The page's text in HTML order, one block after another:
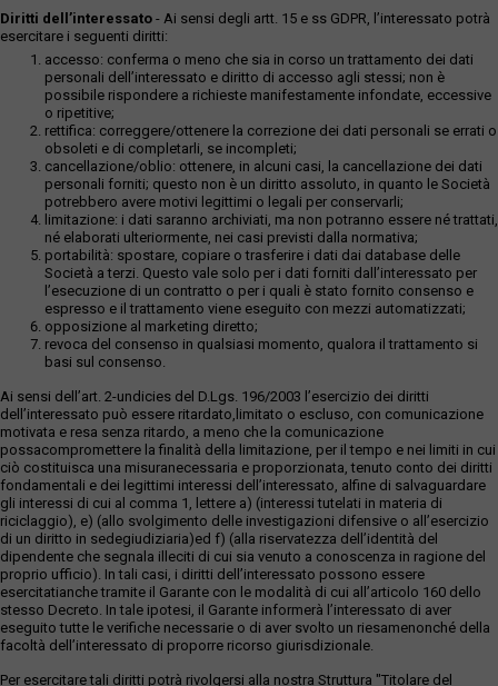
Diritti dell’interessato - Ai sensi degli artt. 15 e ss GDPR, l’interessato potrà
esercitare i seguenti diritti:
accesso: conferma o meno che sia in corso un trattamento dei dati
personali dell’interessato e diritto di accesso agli stessi; non è
possibile rispondere a richieste manifestamente infondate, eccessive
o ripetitive;
rettifica: correggere/ottenere la correzione dei dati personali se errati o
obsoleti e di completarli, se incompleti;
cancellazione/oblio: ottenere, in alcuni casi, la cancellazione dei dati
personali forniti; questo non è un diritto assoluto, in quanto le Società
potrebbero avere motivi legittimi o legali per conservarli;
limitazione: i dati saranno archiviati, ma non potranno essere né trattati,
né elaborati ulteriormente, nei casi previsti dalla normativa;
portabilità: spostare, copiare o trasferire i dati dai database delle
Società a terzi. Questo vale solo per i dati forniti dall’interessato per
l’esecuzione di un contratto o per i quali è stato fornito consenso e
espresso e il trattamento viene eseguito con mezzi automatizzati;
opposizione al marketing diretto;
revoca del consenso in qualsiasi momento, qualora il trattamento si
basi sul consenso.
Ai sensi dell’art. 2-undicies del D.Lgs. 196/2003 l’esercizio dei diritti
dell’interessato può essere ritardato,limitato o escluso, con comunicazione
motivata e resa senza ritardo, a meno che la comunicazione
possacompromettere la finalità della limitazione, per il tempo e nei limiti in cui
ciò costituisca una misuranecessaria e proporzionata, tenuto conto dei diritti
fondamentali e dei legittimi interessi dell’interessato, alfine di salvaguardare
gli interessi di cui al comma 1, lettere a) (interessi tutelati in materia di
riciclaggio), e) (allo svolgimento delle investigazioni difensive o all’esercizio
di un diritto in sedegiudiziaria)ed f) (alla riservatezza dell’identità del
dipendente che segnala illeciti di cui sia venuto a conoscenza in ragione del
proprio ufficio). In tali casi, i diritti dell’interessato possono essere
esercitatianche tramite il Garante con le modalità di cui all’articolo 160 dello
stesso Decreto. In tale ipotesi, il Garante informerà l’interessato di aver
eseguito tutte le verifiche necessarie o di aver svolto un riesamenonché della
facoltà dell’interessato di proporre ricorso giurisdizionale.
Per esercitare tali diritti potrà rivolgersi alla nostra Struttura "Titolare del